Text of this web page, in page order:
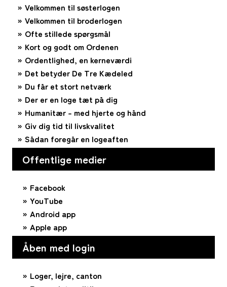
Velkommen til søsterlogen
Velkommen til broderlogen
Ofte stillede spørgsmål
Kort og godt om Ordenen
Ordentlighed, en kerneværdi
Det betyder De Tre Kædeled
Du får et stort netværk
Der er en loge tæt på dig
Humanitær – med hjerte og hånd
Giv dig tid til livskvalitet
Sådan foregår en logeaften
Offentlige medier
Facebook
YouTube
Android app
Apple app
Åben med login
Loger, lejre, canton